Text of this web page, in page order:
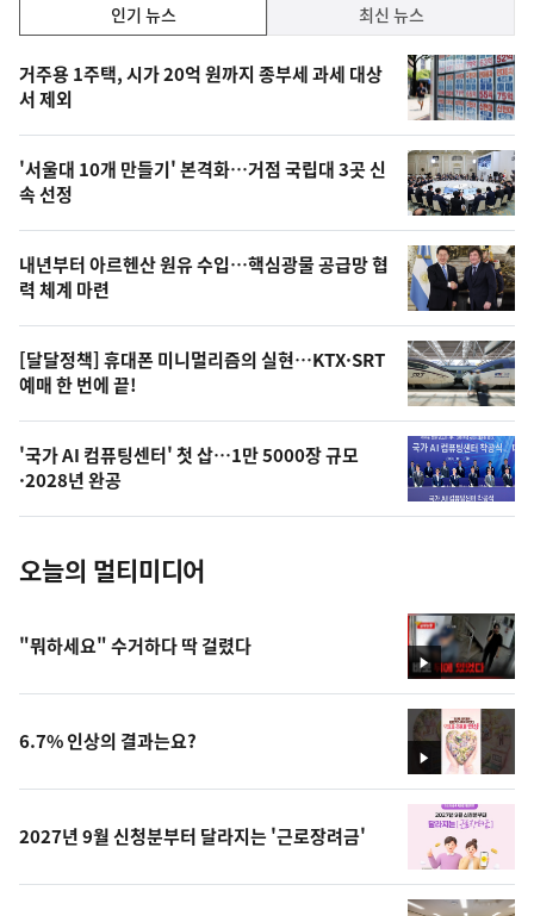
기,
최
신,
오
늘
의
영
상
오
늘
의
사
진
인기 뉴스 최신 뉴스
기
뉴
스
거주용 1주택, 시가 20억 원까지 종부세 과세 대상
서 제외
'서울대 10개 만들기' 본격화…거점 국립대 3곳 신
속 선정
내년부터 아르헨산 원유 수입…핵심광물 공급망 협
력 체계 마련
[달달정책] 휴대폰 미니멀리즘의 실현…KTX·SRT
예매 한 번에 끝!
'국가 AI 컴퓨팅센터' 첫 삽…1만 5000장 규모
·2028년 완공
오늘의 멀티미디어
영
상
"뭐하세요" 수거하다 딱 걸렸다
영
상
6.7% 인상의 결과는요?
2027년 9월 신청분부터 달라지는 '근로장려금'